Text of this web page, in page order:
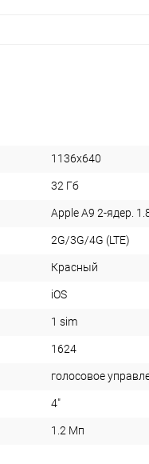
1136x640
32 Гб
Apple A9 2-ядер.
2G/3G/4G (LTE)
Красный
iOS
1 sim
1624
голосовое
4"
1.2 Мп